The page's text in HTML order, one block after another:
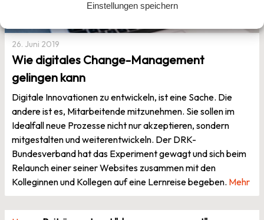
Einstellungen speichern
26. Juni 2019
Wie digitales Change-Management
gelingen kann
Digitale Innovationen zu entwickeln, ist eine Sache. Die
andere ist es, Mitarbeitende mitzunehmen. Sie sollen im
Idealfall neue Prozesse nicht nur akzeptieren, sondern
mitgestalten und weiterentwickeln. Der DRK-
Bundesverband hat das Experiment gewagt und sich beim
Relaunch einer seiner Websites zusammen mit den
Kolleginnen und Kollegen auf eine Lernreise begeben. Mehr